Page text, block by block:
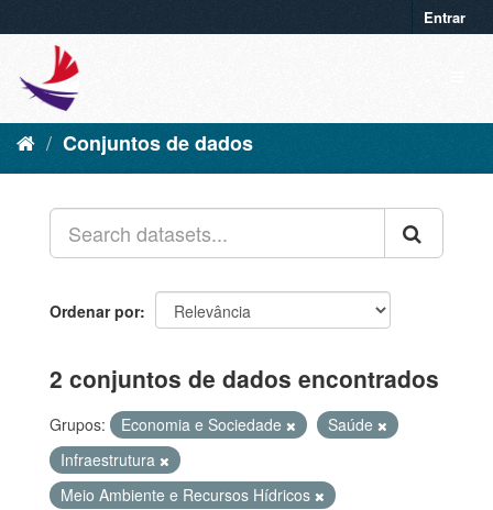
Entrar
Conjuntos de dados
Ordenar por
2 conjuntos de dados encontrados
Grupos: Economia e Sociedade
Saúde
Infraestrutura
Meio Ambiente e Recursos Hídricos